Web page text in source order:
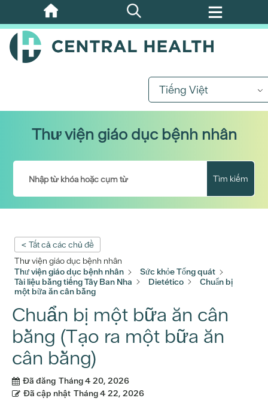
Bỏ
qua
nội
Tiếng Việt
Thư viện giáo dục bệnh nhân
Tìm kiếm
< Tất cả các chủ đề
Thư viện giáo dục bệnh nhân
Thư viện giáo dục bệnh nhân
Sức khỏe Tổng quát
Tài liệu bằng tiếng Tây Ban Nha
Dietético
Chuẩn bị
một bữa ăn cân bằng
Chuẩn bị một bữa ăn cân
bằng (Tạo ra một bữa ăn
cân bằng)
Đã đăng Tháng 4 20, 2026
Đã cập nhật Tháng 4 22, 2026